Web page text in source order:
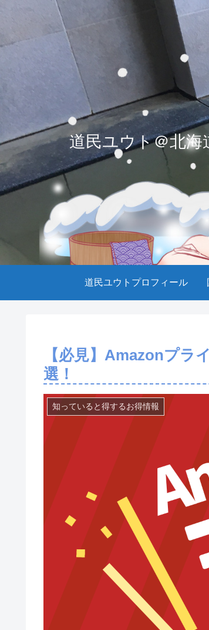
道民ユウト＠北海
道民ユウトプロフィール
【必見】Amazonプラ
選！
知っていると得するお得情報